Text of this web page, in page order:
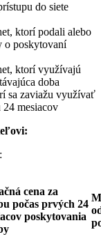
do siete
ktorí podali alebo
o poskytovaní
ktorí využívajú
doba
sa zaviažu využívať
24 mesiacov
cena za
počas prvých 24
poskytovania